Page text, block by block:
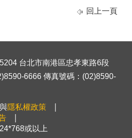
回上一頁
台北市南港區忠孝東路6段
6666 傳真號碼：(02)8590-
與隱私權政策
或以上